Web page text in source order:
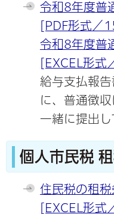
令和8年度普
[PDF形式／
令和8年度普
[EXCEL形式
給与支払報
に、普通徴
一緒に提出し
個人市民税
住民税の租
[EXCEL形式